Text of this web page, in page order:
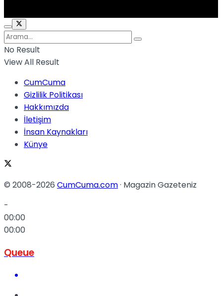
No Result
View All Result
CumCuma
Gizlilik Politikası
Hakkımızda
İletişim
İnsan Kaynakları
Künye
© 2008-2026 CumCuma.com· Magazin Gazeteniz
-
00:00
00:00
Queue